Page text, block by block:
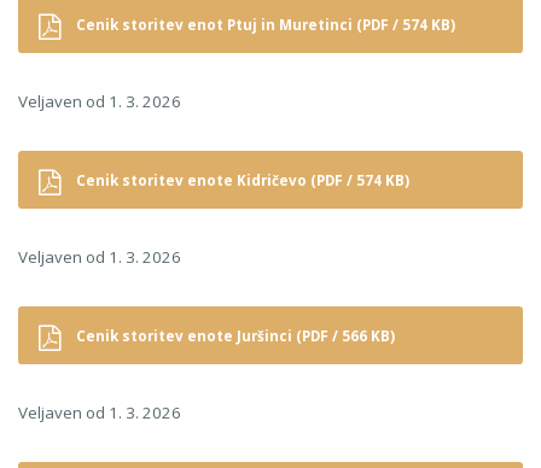
Cenik storitev enot Ptuj in Muretinci (PDF / 574 KB)
Veljaven od 1. 3. 2026
Cenik storitev enote Kidričevo (PDF / 574 KB)
Veljaven od 1. 3. 2026
Cenik storitev enote Juršinci (PDF / 566 KB)
Veljaven od 1. 3. 2026